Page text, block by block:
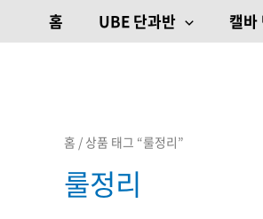
홈 UBE 단과반 캘바
홈 / 상품 태그 “룰정리”
룰정리
정렬됨